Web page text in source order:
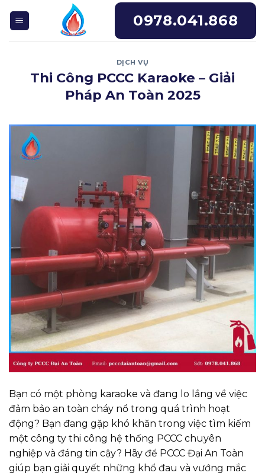
0978.041.868
DỊCH VỤ
Thi Công PCCC Karaoke – Giải
Pháp An Toàn 2025
Bạn có một phòng karaoke và đang lo lắng về việc
đảm bảo an toàn cháy nổ trong quá trình hoạt
động? Bạn đang gặp khó khăn trong việc tìm kiếm
một công ty thi công hệ thống PCCC chuyên
nghiệp và đáng tin cậy? Hãy để PCCC Đại An Toàn
giúp bạn giải quyết những khổ đau và vướng mắc